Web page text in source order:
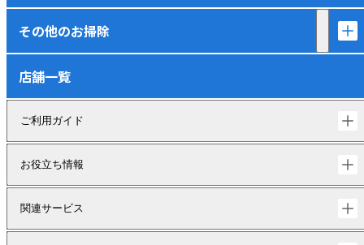
その他のお掃除
店舗一覧
ご利用ガイド
お役立ち情報
関連サービス